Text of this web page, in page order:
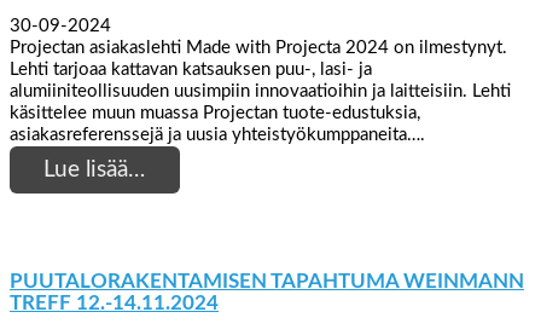
30-09-2024
Projectan asiakaslehti Made with Projecta 2024 on ilmestynyt.
Lehti tarjoaa kattavan katsauksen puu-, lasi- ja
alumiiniteollisuuden uusimpiin innovaatioihin ja laitteisiin. Lehti
käsittelee muun muassa Projectan tuote-edustuksia,
asiakasreferenssejä ja uusia yhteistyökumppaneita….
Lue lisää…
PUUTALORAKENTAMISEN TAPAHTUMA WEINMANN
TREFF 12.-14.11.2024